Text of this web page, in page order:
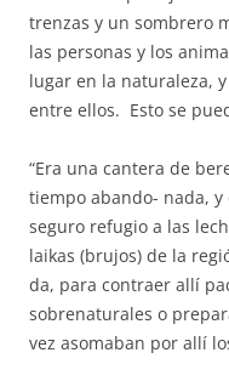
trenzas y un sombrero
las personas y los
lugar en la naturaleza,
entre ellos. Esto se
“Era una cantera de
tiempo abando- nada,
seguro refugio a las
laikas (brujos) de la
da, para contraer allí
sobrenaturales o
vez asomaban por allí